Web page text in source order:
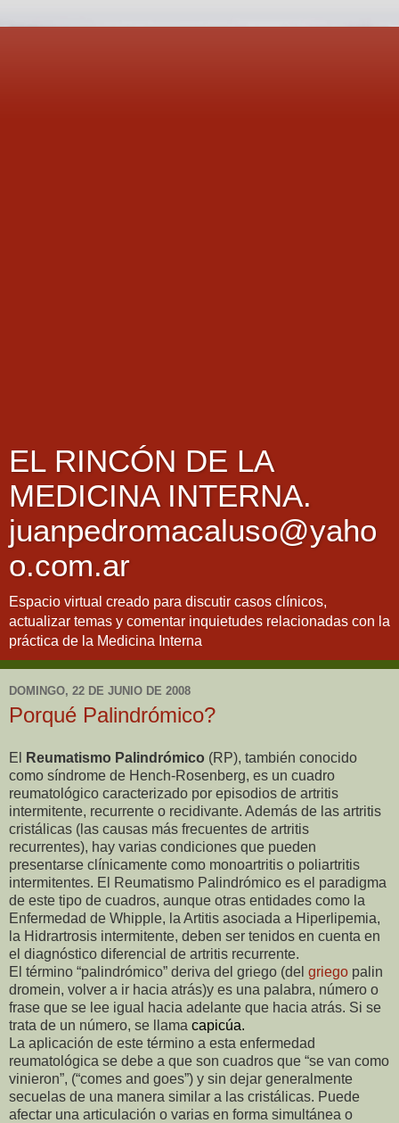
EL RINCÓN DE LA
MEDICINA INTERNA.
juanpedromacaluso@yaho
o.com.ar
Espacio virtual creado para discutir casos clínicos,
actualizar temas y comentar inquietudes relacionadas con la
práctica de la Medicina Interna
DOMINGO, 22 DE JUNIO DE 2008
Porqué Palindrómico?
El Reumatismo Palindrómico (RP), también conocido
como síndrome de Hench-Rosenberg, es un cuadro
reumatológico caracterizado por episodios de artritis
intermitente, recurrente o recidivante. Además de las artritis
cristálicas (las causas más frecuentes de artritis
recurrentes), hay varias condiciones que pueden
presentarse clínicamente como monoartritis o poliartritis
intermitentes. El Reumatismo Palindrómico es el paradigma
de este tipo de cuadros, aunque otras entidades como la
Enfermedad de Whipple, la Artitis asociada a Hiperlipemia,
la Hidrartrosis intermitente, deben ser tenidos en cuenta en
el diagnóstico diferencial de artritis recurrente.
El término “palindrómico” deriva del griego (del griego palin
dromein, volver a ir hacia atrás)y es una palabra, número o
frase que se lee igual hacia adelante que hacia atrás. Si se
trata de un número, se llama capicúa.
La aplicación de este término a esta enfermedad
reumatológica se debe a que son cuadros que “se van como
vinieron”, (“comes and goes”) y sin dejar generalmente
secuelas de una manera similar a las cristálicas. Puede
afectar una articulación o varias en forma simultánea o